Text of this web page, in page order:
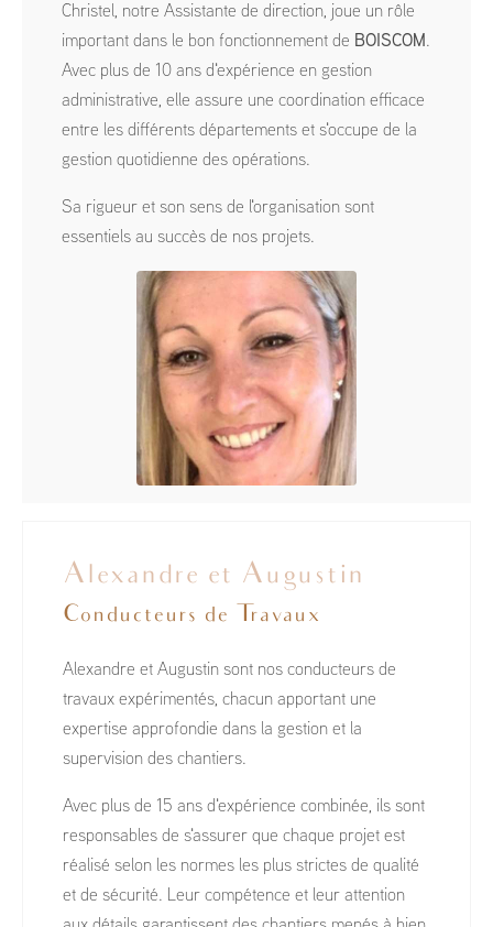
Christel, notre Assistante de direction, joue un rôle
important dans le bon fonctionnement de BOISCOM.
Avec plus de 10 ans d'expérience en gestion
administrative, elle assure une coordination efficace
entre les différents départements et s'occupe de la
gestion quotidienne des opérations.
Sa rigueur et son sens de l'organisation sont
essentiels au succès de nos projets.
Alexandre et Augustin
Conducteurs de Travaux
Alexandre et Augustin sont nos conducteurs de
travaux expérimentés, chacun apportant une
expertise approfondie dans la gestion et la
supervision des chantiers.
Avec plus de 15 ans d'expérience combinée, ils sont
responsables de s'assurer que chaque projet est
réalisé selon les normes les plus strictes de qualité
et de sécurité. Leur compétence et leur attention